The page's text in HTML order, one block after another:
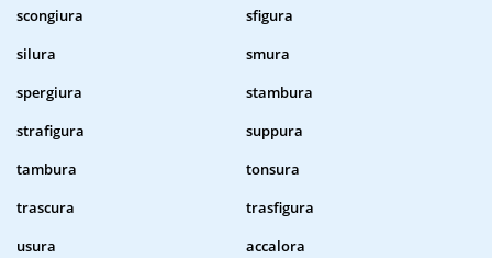
scongiura
sfigura
silura
smura
spergiura
stambura
strafigura
suppura
tambura
tonsura
trascura
trasfigura
usura
accalora